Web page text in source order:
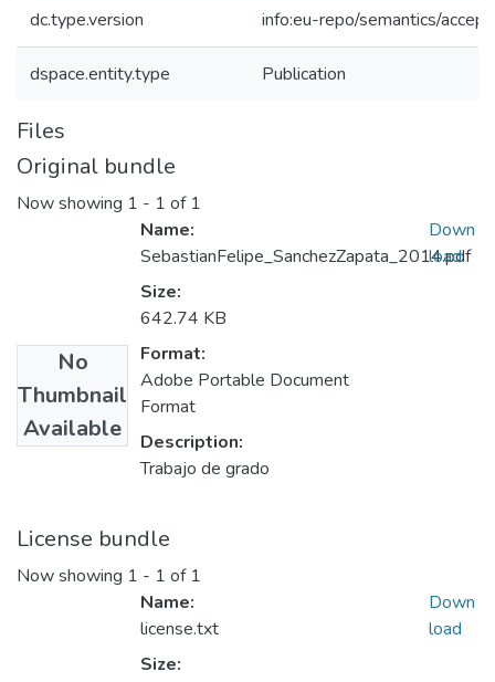
dc.type.version info:eu-repo/semantics/
dspace.entity.type Publication
Files
Original bundle
Now showing 1 - 1 of 1
No
Thumbnail
Available
Name:
SebastianFelipe_SanchezZapata_2014.pdf
Size:
642.74 KB
Format:
Adobe Portable Document
Format
Description:
Trabajo de grado
Down
load
License bundle
Now showing 1 - 1 of 1
Name:
license.txt
Size:
Down
load